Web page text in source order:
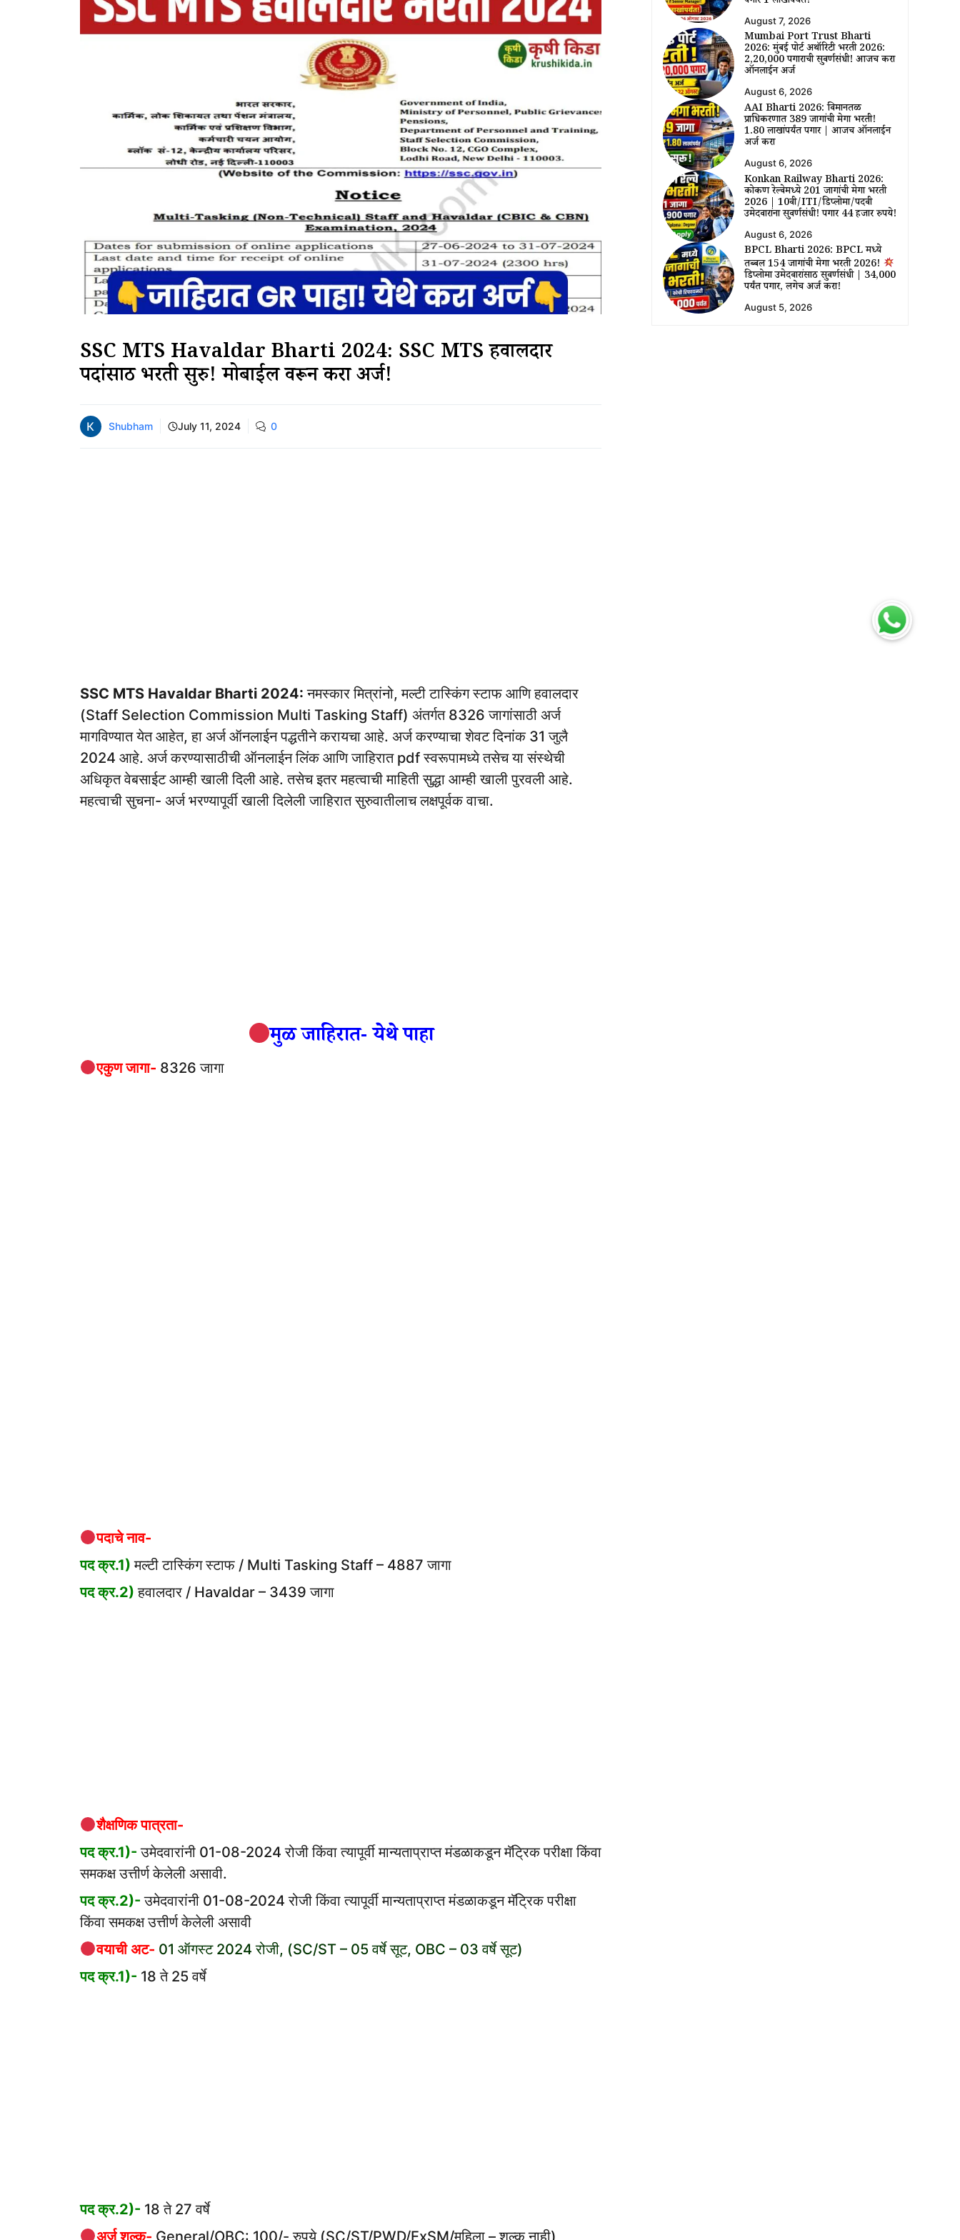
SSC MTS Havaldar Bharti 2024: SSC MTS हवालदार
पदांसाठी भरती सुरु! मोबाईल वरून करा अर्ज!
Shubham July 11, 2024 0
SSC MTS Havaldar Bharti 2024: नमस्कार मित्रांनो, मल्टी टास्किंग स्टाफ आणि हवालदार
(Staff Selection Commission Multi Tasking Staff) अंतर्गत 8326 जागांसाठी अर्ज
मागविण्यात येत आहेत, हा अर्ज ऑनलाईन पद्धतीने करायचा आहे. अर्ज करण्याचा शेवट दिनांक 31 जुलै
2024 आहे. अर्ज करण्यासाठीची ऑनलाईन लिंक आणि जाहिरात pdf स्वरूपामध्ये तसेच या संस्थेची
अधिकृत वेबसाईट आम्ही खाली दिली आहे. तसेच इतर महत्वाची माहिती सुद्धा आम्ही खाली पुरवली आहे.
महत्वाची सुचना- अर्ज भरण्यापूर्वी खाली दिलेली जाहिरात सुरुवातीलाच लक्षपूर्वक वाचा.
मुळ जाहिरात- येथे पाहा
एकुण जागा- 8326 जागा
पदाचे नाव-
पद क्र.1) मल्टी टास्किंग स्टाफ / Multi Tasking Staff – 4887 जागा
पद क्र.2) हवालदार / Havaldar – 3439 जागा
शैक्षणिक पात्रता-
पद क्र.1)- उमेदवारांनी 01-08-2024 रोजी किंवा त्यापूर्वी मान्यताप्राप्त मंडळाकडून मॅट्रिक परीक्षा किंवा
समकक्ष उत्तीर्ण केलेली असावी.
पद क्र.2)- उमेदवारांनी 01-08-2024 रोजी किंवा त्यापूर्वी मान्यताप्राप्त मंडळाकडून मॅट्रिक परीक्षा
किंवा समकक्ष उत्तीर्ण केलेली असावी
वयाची अट- 01 ऑगस्ट 2024 रोजी, (SC/ST – 05 वर्षे सूट, OBC – 03 वर्षे सूट)
पद क्र.1)- 18 ते 25 वर्षे
पद क्र.2)- 18 ते 27 वर्षे
अर्ज शुल्क- General/OBC: 100/- रुपये (SC/ST/PWD/ExSM/महिला – शुल्क नाही)
August 7, 2026
Mumbai Port Trust Bharti
2026: मुंबई पोर्ट अथॉरिटी भरती 2026:
₹2,20,000 पगाराची सुवर्णसंधी! आजच करा
ऑनलाईन अर्ज
August 6, 2026
AAI Bharti 2026: विमानतळ
प्राधिकरणात 389 जागांची मेगा भरती!
₹1.80 लाखांपर्यंत पगार | आजच ऑनलाईन
अर्ज करा
August 6, 2026
Konkan Railway Bharti 2026:
कोकण रेल्वेमध्ये 201 जागांची मेगा भरती
2026 | 10वी/ITI/डिप्लोमा/पदवी
उमेदवारांना सुवर्णसंधी! पगार 44 हजार रुपये!
August 6, 2026
BPCL Bharti 2026: BPCL मध्ये
तब्बल 154 जागांची मेगा भरती 2026!
डिप्लोमा उमेदवारांसाठी सुवर्णसंधी | ₹34,000
पर्यंत पगार, लगेच अर्ज करा!
August 5, 2026